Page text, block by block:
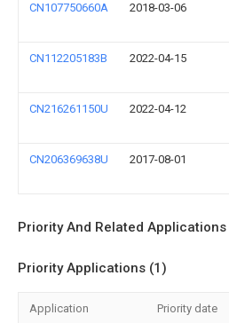
CN107750660A 2018-03-06
CN112205183B 2022-04-15
CN216261150U 2022-04-12
CN206369638U 2017-08-01
Priority And Related Applications
Priority Applications (1)
Application Priority date